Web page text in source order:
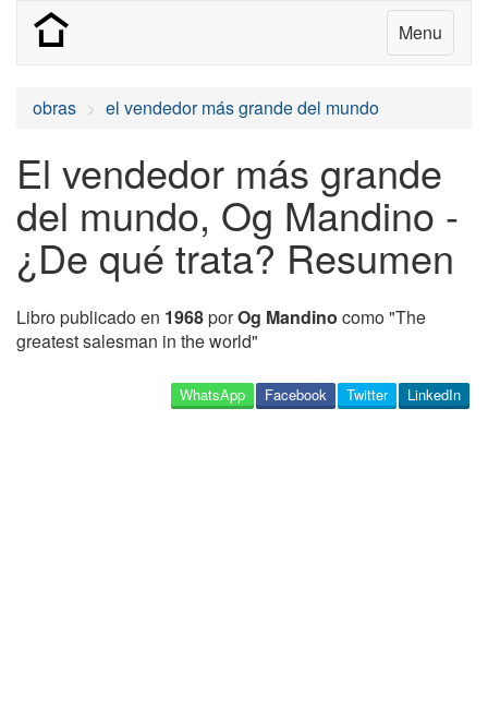
Menu
obras el vendedor más grande del mundo
El vendedor más grande
del mundo, Og Mandino -
¿De qué trata? Resumen
Libro publicado en 1968porOg Mandino como "The
greatest salesman in the world"
LinkedIn
Twitter
Facebook
WhatsApp